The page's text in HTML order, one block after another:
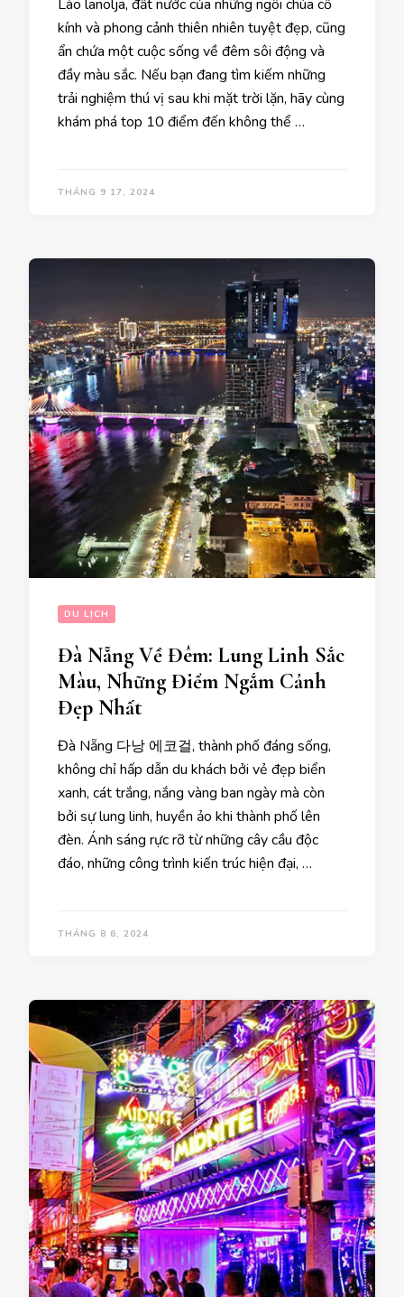
Lào lanolja, đất nước của những ngôi chùa cổ
kính và phong cảnh thiên nhiên tuyệt đẹp, cũng
ẩn chứa một cuộc sống về đêm sôi động và
đầy màu sắc. Nếu bạn đang tìm kiếm những
trải nghiệm thú vị sau khi mặt trời lặn, hãy cùng
khám phá top 10 điểm đến không thể …
THÁNG 9 17, 2024
DU LỊCH
Đà Nẵng Về Đêm: Lung Linh Sắc
Màu, Những Điểm Ngắm Cảnh
Đẹp Nhất
Đà Nẵng 다낭 에코걸, thành phố đáng sống,
không chỉ hấp dẫn du khách bởi vẻ đẹp biển
xanh, cát trắng, nắng vàng ban ngày mà còn
bởi sự lung linh, huyền ảo khi thành phố lên
đèn. Ánh sáng rực rỡ từ những cây cầu độc
đáo, những công trình kiến trúc hiện đại, …
THÁNG 8 6, 2024